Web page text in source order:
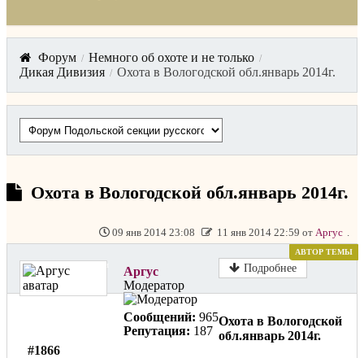
Форум / Немного об охоте и не только /
Дикая Дивизия / Охота в Вологодской обл.январь 2014г.
Охота в Вологодской обл.январь 2014г.
09 янв 2014 23:08 11 янв 2014 22:59 от Аргус .
Не в сети
Аргус
Модератор
Сообщений: 965
Репутация: 187
Подробнее
АВТОР ТЕМЫ
Охота в Вологодской
обл.январь 2014г.
#1866